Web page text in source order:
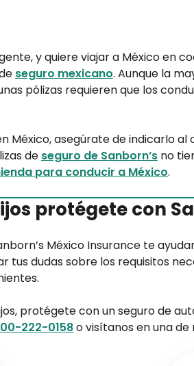
y quiere viajar a México en
seguro mexicano. Aunque la
pólizas requieren que los
México, asegúrate de indicarlo
de seguro de Sanborn’s no
para conducir a México.
protégete con
México Insurance te
dudas sobre los requisitos
protégete con un seguro de
222-0158o visítanos en una de